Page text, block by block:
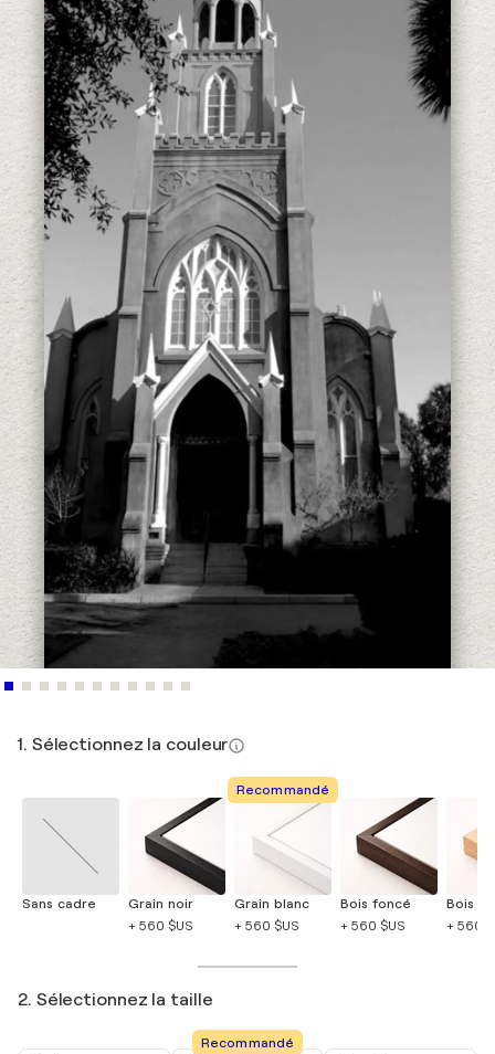
1. Sélectionnez la couleur
Sans cadre
Grain noir
+ 560 $US
Recommandé
Grain blanc
+ 560 $US
Bois foncé
+ 560 $US
Bois
+ 560
2. Sélectionnez la taille
Recommandé